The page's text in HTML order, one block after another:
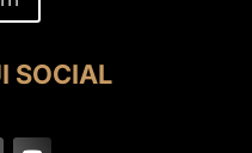
SOCIAL